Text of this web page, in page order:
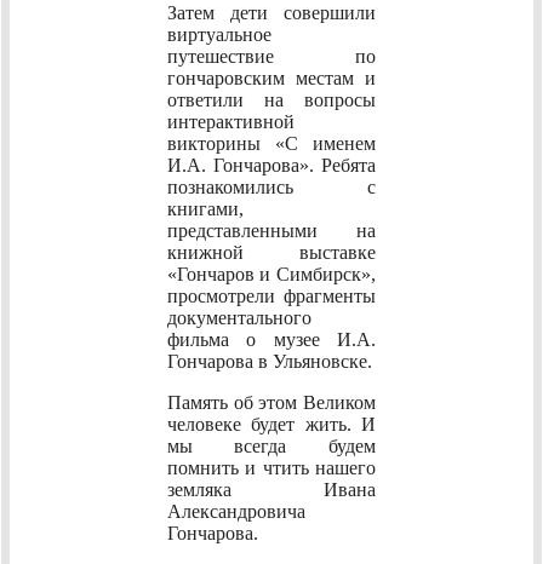
Затем дети совершили
виртуальное
путешествие по
гончаровским местам и
ответили на вопросы
интерактивной
викторины «С именем
И.А. Гончарова».Ребята
познакомились с
книгами,
представленными на
книжной выставке
«Гончаров и Симбирск»,
просмотрели фрагменты
документального
фильма о музее И.А.
Гончарова в Ульяновске.
Память об этом Великом
человеке будет жить. И
мы всегда будем
помнить и чтить нашего
земляка Ивана
Александровича
Гончарова.